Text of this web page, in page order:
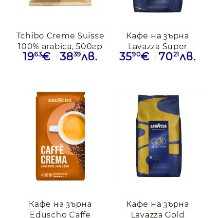
Tchibo Creme Suisse
100% arabica, 500гр
1963€ 3839лв.
Кафе на зърна
Lavazza Super
Crema, 1кг.
3590€ 7021лв.
Кафе на зърна
Eduscho Caffe
Кафе на зърна
Lavazza Gold